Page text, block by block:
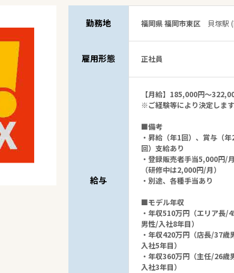
勤務地 福岡県 福岡市東区 貝塚駅
雇用形態 正社員
給与
【月給】185,000円～
※ご経験等により決定します
■備考
・昇給（年1回）、賞与（年
回）支給あり
・登録販売者手当5,000円/月
（研修中は2,000円/月）
・別途、各種手当あり
■モデル年収
・年収510万円（エリア長/
男性/入社8年目）
・年収420万円（店長/37歳
入社5年目）
・年収360万円（主任/26歳
入社3年目）